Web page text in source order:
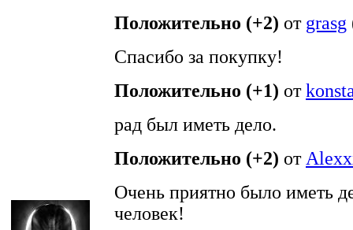
Положительно (+2) от grasg
Спасибо за покупку!
Положительно (+1) от
рад был иметь дело.
Положительно (+2) от
Очень приятно было иметь
человек!